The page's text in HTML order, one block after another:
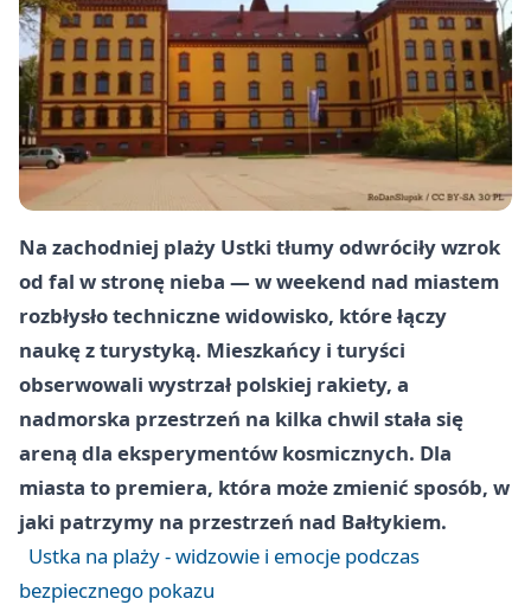
Na zachodniej plaży Ustki tłumy odwróciły wzrok
od fal w stronę nieba — w weekend nad miastem
rozbłysło techniczne widowisko, które łączy
naukę z turystyką. Mieszkańcy i turyści
obserwowali wystrzał polskiej rakiety, a
nadmorska przestrzeń na kilka chwil stała się
areną dla eksperymentów kosmicznych. Dla
miasta to premiera, która może zmienić sposób, w
jaki patrzymy na przestrzeń nad Bałtykiem.
Ustka na plaży - widzowie i emocje podczas
bezpiecznego pokazu